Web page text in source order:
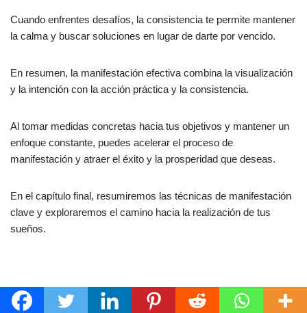
Cuando enfrentes desafíos, la consistencia te permite mantener
la calma y buscar soluciones en lugar de darte por vencido.
En resumen, la manifestación efectiva combina la visualización
y la intención con la acción práctica y la consistencia.
Al tomar medidas concretas hacia tus objetivos y mantener un
enfoque constante, puedes acelerar el proceso de
manifestación y atraer el éxito y la prosperidad que deseas.
En el capítulo final, resumiremos las técnicas de manifestación
clave y exploraremos el camino hacia la realización de tus
sueños.